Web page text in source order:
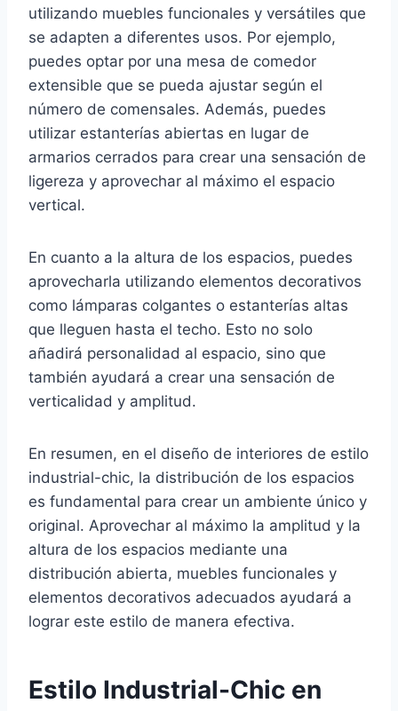
utilizando muebles funcionales y versátiles que
se adapten a diferentes usos. Por ejemplo,
puedes optar por una mesa de comedor
extensible que se pueda ajustar según el
número de comensales. Además, puedes
utilizar estanterías abiertas en lugar de
armarios cerrados para crear una sensación de
ligereza y aprovechar al máximo el espacio
vertical.
En cuanto a la altura de los espacios, puedes
aprovecharla utilizando elementos decorativos
como lámparas colgantes o estanterías altas
que lleguen hasta el techo. Esto no solo
añadirá personalidad al espacio, sino que
también ayudará a crear una sensación de
verticalidad y amplitud.
En resumen, en el diseño de interiores de estilo
industrial-chic, la distribución de los espacios
es fundamental para crear un ambiente único y
original. Aprovechar al máximo la amplitud y la
altura de los espacios mediante una
distribución abierta, muebles funcionales y
elementos decorativos adecuados ayudará a
lograr este estilo de manera efectiva.
Estilo Industrial-Chic en